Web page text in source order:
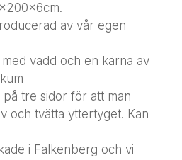
av vår egen
vadd och en kärna av
på tre sidor för att man
och tvätta yttertyget. Kan
i Falkenberg och vi